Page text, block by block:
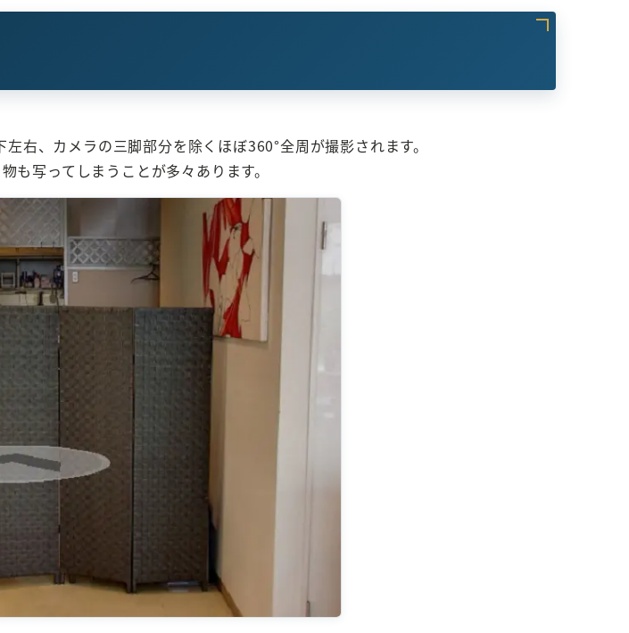
右、カメラの三脚部分を除くほぼ360°全周が撮影されます。
写ってしまうことが多々あります。